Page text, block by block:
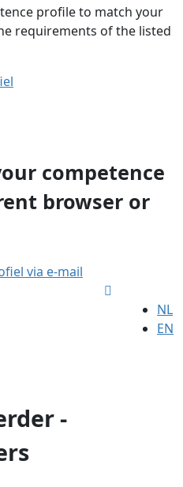
profile to match your
requirements of the listed
competence
browser or
via e-mail
NL
EN
-